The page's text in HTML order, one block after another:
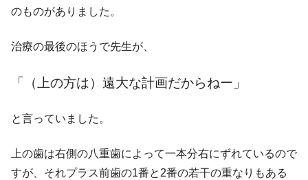
のものがありました。
治療の最後のほうで先生が、
「（上の方は）遠大な計画だからねー」
と言っていました。
上の歯は右側の八重歯によって一本分右にずれているので
すが、それプラス前歯の1番と2番の若干の重なりもある